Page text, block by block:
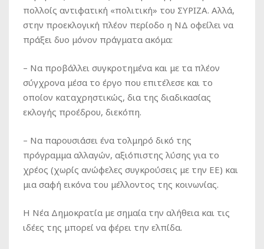
πολλοίς αντιφατική «πολιτική» του ΣΥΡΙΖΑ. Αλλά,
στην προεκλογική πλέον περίοδο η ΝΔ οφείλει να
πράξει δυο μόνον πράγματα ακόμα:
– Να προβάλλει συγκροτημένα και με τα πλέον
σύγχρονα μέσα το έργο που επιτέλεσε και το
οποίον καταχρηστικώς, δια της διαδικασίας
εκλογής προέδρου, διεκόπη.
– Να παρουσιάσει ένα τολμηρό δικό της
πρόγραμμα αλλαγών, αξιόπιστης λύσης για το
χρέος (χωρίς ανώφελες συγκρούσεις με την ΕΕ) και
μια σαφή εικόνα του μέλλοντος της κοινωνίας.
Η Νέα Δημοκρατία με σημαία την αλήθεια και τις
ιδέες της μπορεί να φέρει την ελπίδα.